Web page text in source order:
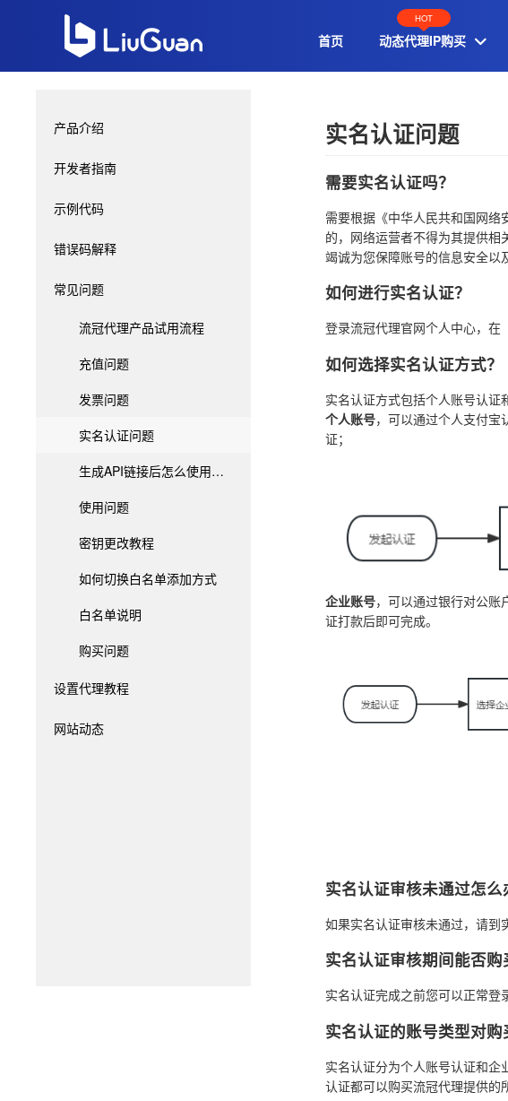
首页
HOT
动态代理IP购买 
产品介绍
开发者指南
示例代码
错误码解释
常见问题
流冠代理产品试用流程
充值问题
发票问题
实名认证问题
生成API链接后怎么使用？API链接说明
使用问题
密钥更改教程
如何切换白名单添加方式
白名单说明
购买问题
设置代理教程
网站动态
实名认证问题
需要实名认证吗？
需要根据《中华人民共和国网络
的，网络运营者不得为其提供相
竭诚为您保障账号的信息安全以
如何进行实名认证？
登录流冠代理官网个人中心，在
如何选择实名认证方式？
实名认证方式包括个人账号认证
个人账号，可以通过个人支付宝
证；
企业账号，可以通过银行对公账
证打款后即可完成。
实名认证审核未通过怎么
如果实名认证审核未通过，请到
实名认证审核期间能否购
实名认证完成之前您可以正常登
实名认证的账号类型对购
实名认证分为个人账号认证和企
认证都可以购买流冠代理提供的